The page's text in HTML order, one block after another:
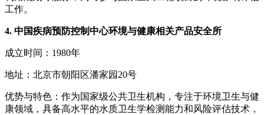
工作。
4. 中国疾病预防控制中心环境与健康相关产品安全所
成立时间：1980年
地址：北京市朝阳区潘家园20号
优势与特色：作为国家级公共卫生机构，专注于环境卫生与健
康领域，具备高水平的水质卫生学检测能力和风险评估技术，